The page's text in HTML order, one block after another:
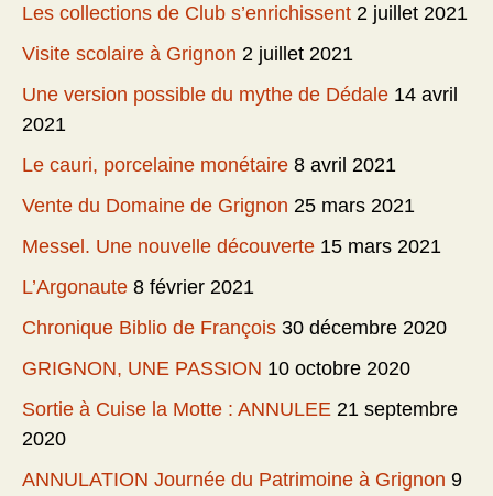
Les collections de Club s’enrichissent 2 juillet 2021
Visite scolaire à Grignon 2 juillet 2021
Une version possible du mythe de Dédale 14 avril
2021
Le cauri, porcelaine monétaire 8 avril 2021
Vente du Domaine de Grignon 25 mars 2021
Messel. Une nouvelle découverte 15 mars 2021
L’Argonaute 8 février 2021
Chronique Biblio de François 30 décembre 2020
GRIGNON, UNE PASSION 10 octobre 2020
Sortie à Cuise la Motte : ANNULEE 21 septembre
2020
ANNULATION Journée du Patrimoine à Grignon 9